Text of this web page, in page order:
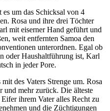
es um das Schicksal von 4
Rosa und ihre drei Töchter
mit eiserner Hand geführt und
weit entfernten Samoa den
unterordnen. Egal ob
oder Haushaltführung ist, Karl
in jeder Pore.
des Vaters Strenge um. Rosa
und mehr zurück. Die älteste
ihrem Vater alles Recht zu
und die Züchtigungen